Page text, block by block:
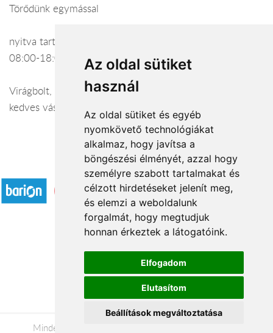
Az oldal sütiket
használ
Az oldal sütiket és egyéb
nyomkövető technológiákat
alkalmaz, hogy javítsa a
böngészési élményét, azzal hogy
személyre szabott tartalmakat és
célzott hirdetéseket jelenít meg,
és elemzi a weboldalunk
forgalmát, hogy megtudjuk
honnan érkeztek a látogatóink.
Elfogadom
Elutasítom
Beállítások megváltoztatása
Törődünk egymással
nyitva tartás: hétfő-szombat: 08:00-20:00 vasárnap:
08:00-18:00
Virágbolt, virágkötészet és otthoni dekoráció várja
kedves vásárlóinkat a vásárosnaményi üzletünkben.
Elfogadott fizetési módok
Á.SZ.F.
Impresszum
Adatkezelési tájékoztató
Minden jog fenntartva © 2026 |